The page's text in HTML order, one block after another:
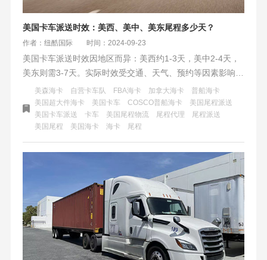
美国卡车派送时效：美西、美中、美东尾程多少天？
作者：纽酷国际 时间：2024-09-23
美国卡车派送时效因地区而异：美西约1-3天，美中2-4天，
美东则需3-7天。实际时效受交通、天气、预约等因素影响，
季节性变化及货物特性也需考虑。选择合适的运输公司和灵
活应对物流动态是关键。
美森海卡 自营卡车队 FBA海卡 加拿大海卡
普船海卡
美国超大件海卡
美国卡车 COSCO普船海卡
美国尾程派送
美国卡车派送
卡车 美国尾程物流 尾程代理
尾程派送
美国尾程
美国海卡 海卡 尾程